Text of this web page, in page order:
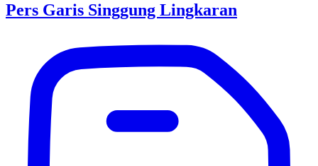
Pers Garis Singgung Lingkaran